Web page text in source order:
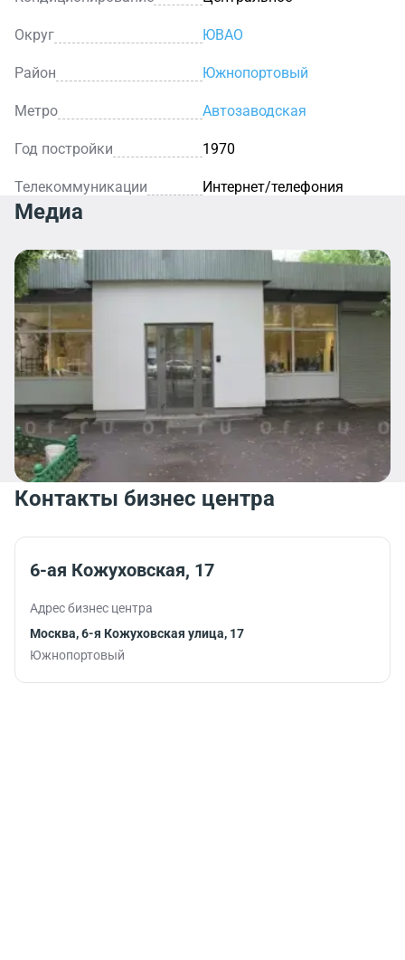
Округ ЮВАО
Район Южнопортовый
Метро Автозаводская
Год постройки 1970
Телекоммуникации Интернет/телефония
Медиа
Контакты бизнес центра
6-ая Кожуховская, 17
Адрес бизнес центра
Москва, 6-я Кожуховская улица, 17
Южнопортовый